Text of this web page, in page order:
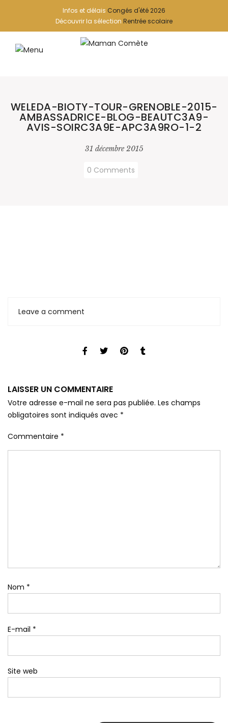
Infos et délais Congés d'été 2026
Découvrir la sélection Rentrée scolaire
WELEDA-BIOTY-TOUR-GRENOBLE-2015-
AMBASSADRICE-BLOG-BEAUTC3A9-
AVIS-SOIRC3A9E-APC3A9RO-1-2
31 décembre 2015
0 Comments
Leave a comment
LAISSER UN COMMENTAIRE
Votre adresse e-mail ne sera pas publiée. Les champs
obligatoires sont indiqués avec *
Commentaire *
Nom *
E-mail *
Site web